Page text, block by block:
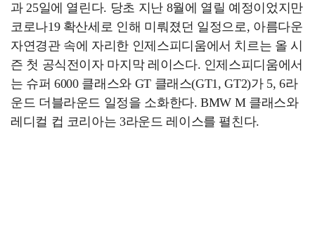
과 25일에 열린다. 당초 지난 8월에 열릴 예정이었지만
코로나19 확산세로 인해 미뤄졌던 일정으로, 아름다운
자연경관 속에 자리한 인제스피디움에서 치르는 올 시
즌 첫 공식전이자 마지막 레이스다. 인제스피디움에서
는 슈퍼 6000 클래스와 GT 클래스(GT1, GT2)가 5, 6라
운드 더블라운드 일정을 소화한다. BMW M 클래스와
레디컬 컵 코리아는 3라운드 레이스를 펼친다.